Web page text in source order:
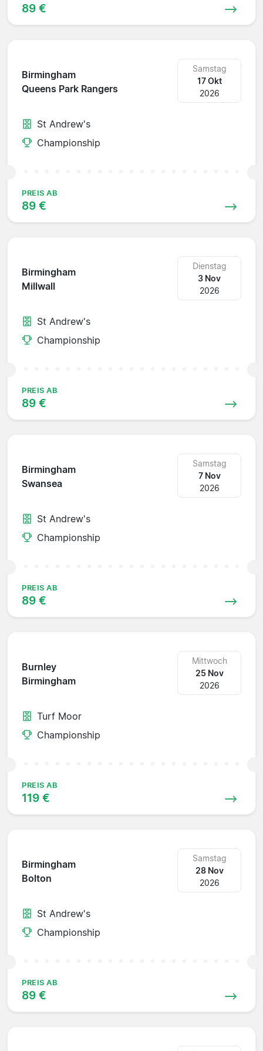
89 €
Birmingham
Queens Park Rangers
Samstag
17 Okt
2026
St Andrew's
Championship
PREIS AB
89 €
Birmingham
Millwall
Dienstag
3 Nov
2026
St Andrew's
Championship
PREIS AB
89 €
Birmingham
Swansea
Samstag
7 Nov
2026
St Andrew's
Championship
PREIS AB
89 €
Burnley
Birmingham
Mittwoch
25 Nov
2026
Turf Moor
Championship
PREIS AB
119 €
Birmingham
Bolton
Samstag
28 Nov
2026
St Andrew's
Championship
PREIS AB
89 €